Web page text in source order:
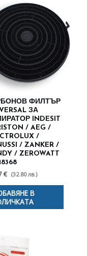
ФИЛТЪР
ЗА
INDESIT
/ AEG /
/
/ ZANKER /
/ ZEROWATT
€ (32.80 лв.)
В